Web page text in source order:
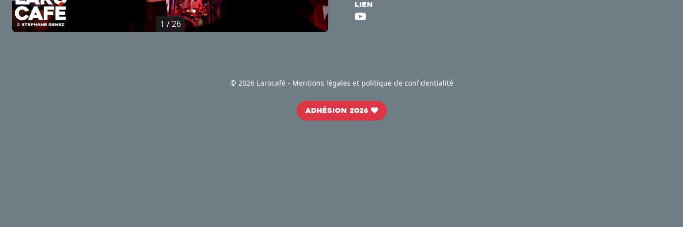
1 / 26
Lien
© 2026 Larocafé - Mentions légales et politique de confidentialité
Adhésion 2026